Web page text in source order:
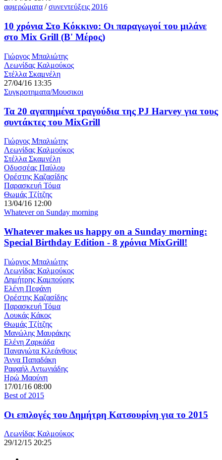
αφιερώματα /συνεντεύξεις 2016
10 χρόνια Στο Κόκκινο: Οι παραγωγοί του μιλάνε
στο Mix Grill (Β' Μέρος)
Γιώργος Μπαλιώτης
Λεωνίδας Καλμούκος
Στέλλα Σκαμνέλη
27/04/16 13:35
Συγκροτηματα/Μουσικοι
Τα 20 αγαπημένα τραγούδια της PJ Harvey για τους
συντάκτες του MixGrill
Γιώργος Μπαλιώτης
Λεωνίδας Καλμούκος
Στέλλα Σκαμνέλη
Οδυσσέας Παύλου
Ορέστης Καζασίδης
Παρασκευή Τόμα
Θωμάς Τζίτζης
13/04/16 12:00
Whatever on Sunday morning
Whatever makes us happy on a Sunday morning:
Special Birthday Edition - 8 χρόνια MixGrill!
Γιώργος Μπαλιώτης
Λεωνίδας Καλμούκος
Δημήτρης Καμπούρης
Ελένη Πεφάνη
Ορέστης Καζασίδης
Παρασκευή Τόμα
Λουκάς Κάκος
Θωμάς Τζίτζης
Μανώλης Μαυράκης
Ελένη Ζαρκάδα
Παναγιώτα Κλεάνθους
Άννα Παπαδάκη
Ραφαήλ Αντωνιάδης
Ηρώ Μαούνη
17/01/16 08:00
Best of 2015
Οι επιλογές του Δημήτρη Κατσουρίνη για το 2015
Λεωνίδας Καλμούκος
29/12/15 20:25